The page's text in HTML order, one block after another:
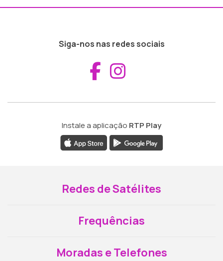
Siga-nos nas redes sociais
Aceder ao
Instale a aplicação RTP Play
Redes de Satélites
Frequências
Moradas e Telefones